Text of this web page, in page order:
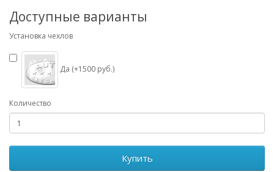
Доступные варианты
Установка чехлов
Да (+1500 руб.)
Количество
Купить